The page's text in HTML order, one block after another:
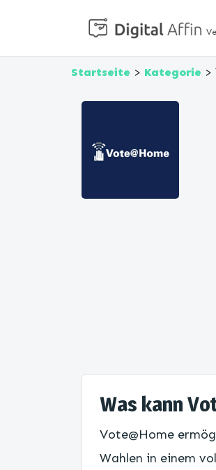
Startseite > Kategorie >
Was kann
Vote@Home
Wahlen in einem